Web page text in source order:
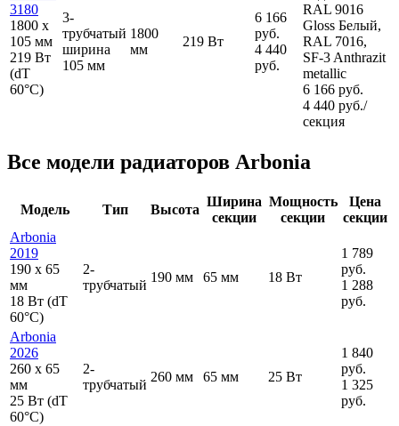
3180
1800 x
105 мм
219 Вт
(dT
60°C)
3-
трубчатый
ширина
105 мм
1800
мм
219 Вт
6 166
руб.
4 440
руб.
RAL 9016
Gloss Белый,
RAL 7016,
SF-3 Anthrazit
metallic
6 166 руб.
4 440 руб./
секция
Все модели радиаторов Arbonia
Модель Тип Высота
Ширина
секции
Мощность
секции
Цена
секции
Arbonia
2019
190 x 65
мм
18 Вт (dT
60°C)
2-
трубчатый
190 мм 65 мм 18 Вт
1 789
руб.
1 288
руб.
Arbonia
2026
260 x 65
мм
25 Вт (dT
60°C)
2-
трубчатый
260 мм 65 мм 25 Вт
1 840
руб.
1 325
руб.